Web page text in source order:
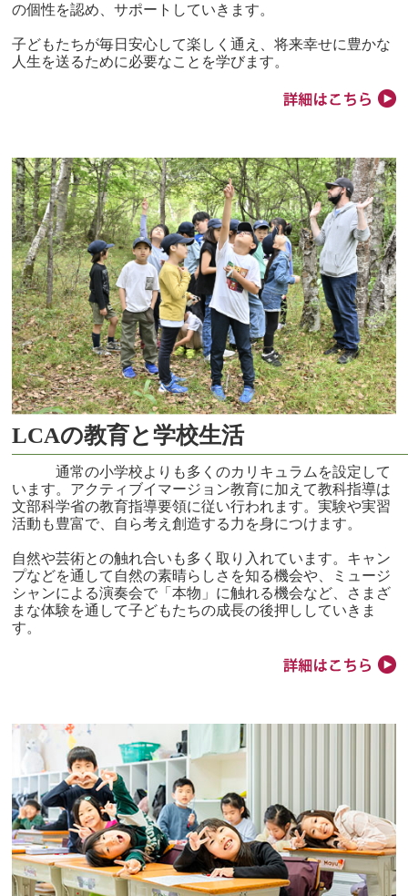
の個性を認め、サポートしていきます。
子どもたちが毎日安心して楽しく通え、将来幸せに豊かな
人生を送るために必要なことを学びます。
LCAの教育と学校生活
通常の小学校よりも多くのカリキュラムを設定して
います。アクティブイマージョン教育に加えて教科指導は
文部科学省の教育指導要領に従い行われます。実験や実習
活動も豊富で、自ら考え創造する力を身につけます。
自然や芸術との触れ合いも多く取り入れています。キャン
プなどを通して自然の素晴らしさを知る機会や、ミュージ
シャンによる演奏会で「本物」に触れる機会など、さまざ
まな体験を通して子どもたちの成長の後押ししていきま
す。